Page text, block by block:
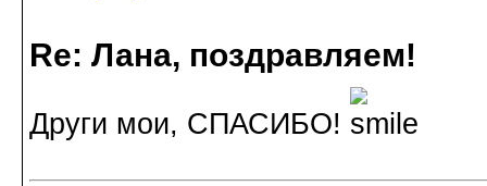
Re: Лана, поздравляем!
Други мои, СПАСИБО!